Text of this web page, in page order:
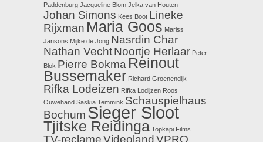
Paddenburg Jacqueline Blom Jelka van Houten
Johan Simons Kees Boot Lineke
Rijxman Maria Goos Mariss
Jansons Mijke de Jong Nasrdin Char
Nathan VechtNoortje Herlaar Peter
Blok Pierre Bokma Reinout
Bussemaker Richard Groenendijk
Rifka Lodeizen Rifka Lodijzen Roos
Ouwehand Saskia Temmink Schauspielhaus
Bochum Sieger Sloot
Tjitske Reidinga Topkapi Films
TV-reclameVideolandVPRO